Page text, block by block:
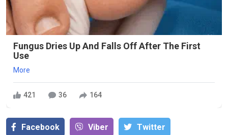
Fungus Dries Up And Falls Off After The First
Use
More
421 36 164
Facebook Viber Тwitter